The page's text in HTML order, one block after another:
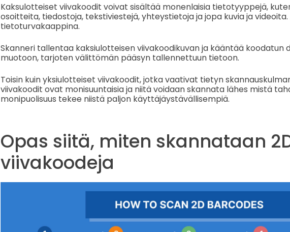
Kaksulotteiset viivakoodit voivat sisältää monenlaisia tietotyyppejä,
osoitteita, tiedostoja, tekstiviestejä, yhteystietoja ja jopa kuvia ja
tietoturvakaappina.
Skanneri tallentaa kaksiulotteisen viivakoodikuvan ja kääntää koodatun
muotoon, tarjoten välittömän pääsyn tallennettuun tietoon.
Toisin kuin yksiulotteiset viivakoodit, jotka vaativat tietyn
viivakoodit ovat monisuuntaisia ja niitä voidaan skannata lähes mistä
monipuolisuus tekee niistä paljon käyttäjäystävällisempiä.
Opas siitä, miten skannataan
viivakoodeja